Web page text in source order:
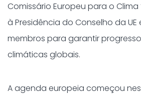
Comissário Europeu para o
à Presidência do Conselho da
membros para garantir
climáticas globais.
A agenda europeia começou